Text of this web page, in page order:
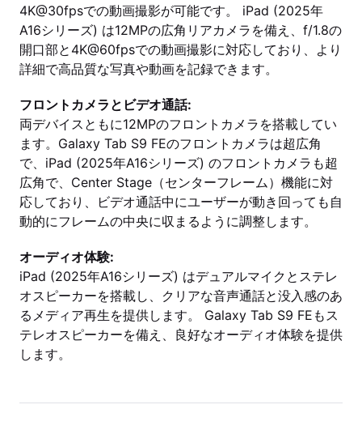
4K@30fpsでの動画撮影が可能です。 iPad (2025年
A16シリーズ) は12MPの広角リアカメラを備え、f/1.8の
開口部と4K@60fpsでの動画撮影に対応しており、より
詳細で高品質な写真や動画を記録できます。
フロントカメラとビデオ通話:
両デバイスともに12MPのフロントカメラを搭載してい
ます。Galaxy Tab S9 FEのフロントカメラは超広角
で、iPad (2025年A16シリーズ) のフロントカメラも超
広角で、Center Stage（センターフレーム）機能に対
応しており、ビデオ通話中にユーザーが動き回っても自
動的にフレームの中央に収まるように調整します。
オーディオ体験:
iPad (2025年A16シリーズ) はデュアルマイクとステレ
オスピーカーを搭載し、クリアな音声通話と没入感のあ
るメディア再生を提供します。 Galaxy Tab S9 FEもス
テレオスピーカーを備え、良好なオーディオ体験を提供
します。